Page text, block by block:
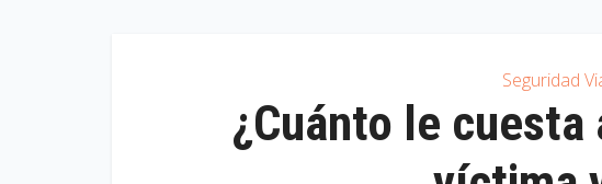
Seguridad
¿Cuánto le cuesta